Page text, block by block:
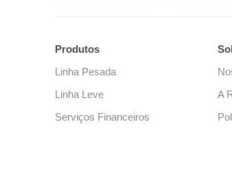
Produtos
Linha Pesada
Linha Leve
Serviços Financeiros
A